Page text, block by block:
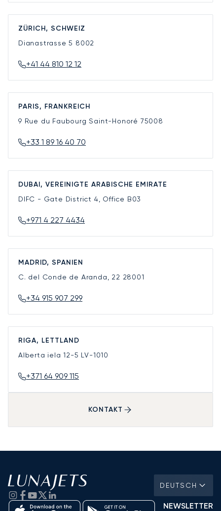
ZÜRICH, SCHWEIZ
Dianastrasse 5 8002
+41 44 810 12 12
PARIS, FRANKREICH
9 Rue du Faubourg Saint-Honoré 75008
+33 1 89 16 40 70
DUBAI, VEREINIGTE ARABISCHE EMIRATE
DIFC - Gate District 4, Office B03
+971 4 227 4434
MADRID, SPANIEN
C. del Conde de Aranda, 22 28001
+34 915 907 299
RIGA, LETTLAND
Alberta iela 12-5 LV-1010
+371 64 909 115
KONTAKT
DEUTSCH
NEWSLETTER